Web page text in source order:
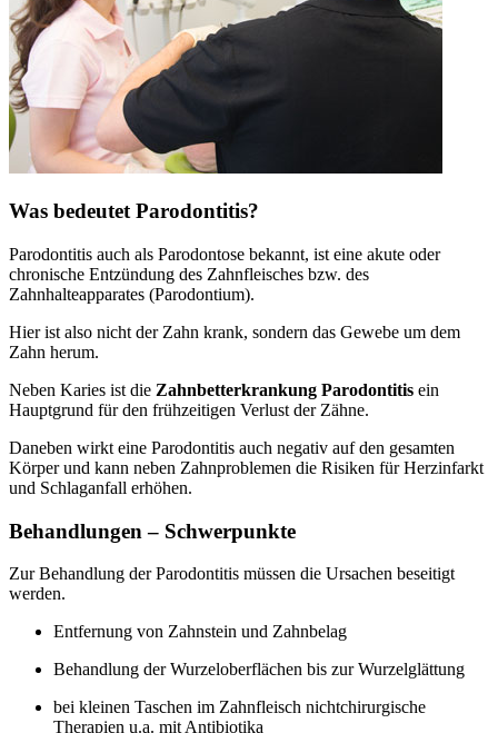
Was bedeutet Parodontitis?
Parodontitis auch als Parodontose bekannt, ist eine akute oder
chronische Entzündung des Zahnfleisches bzw. des
Zahnhalteapparates (Parodontium).
Hier ist also nicht der Zahn krank, sondern das Gewebe um dem
Zahn herum.
Neben Karies ist die Zahnbetterkrankung Parodontitis ein
Hauptgrund für den frühzeitigen Verlust der Zähne.
Daneben wirkt eine Parodontitis auch negativ auf den gesamten
Körper und kann neben Zahnproblemen die Risiken für Herzinfarkt
und Schlaganfall erhöhen.
Behandlungen – Schwerpunkte
Zur Behandlung der Parodontitis müssen die Ursachen beseitigt
werden.
Entfernung von Zahnstein und Zahnbelag
Behandlung der Wurzeloberflächen bis zur Wurzelglättung
bei kleinen Taschen im Zahnfleisch nichtchirurgische
Therapien u.a. mit Antibiotika